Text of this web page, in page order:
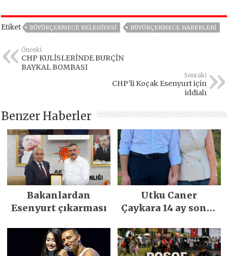
Etiket BÜYÜKÇEKMECE BELEDIYESI BÜYÜKÇEKMECE HABERLERI
Önceki
CHP KULİSLERİNDE BURÇİN
BAYKAL BOMBASI
Sonraki
CHP’li Koçak Esenyurt için
iddialı
Benzer Haberler
Bakanlardan
Esenyurt çıkarması
Utku Caner
Çaykara 14 ay sonra
kavuştu